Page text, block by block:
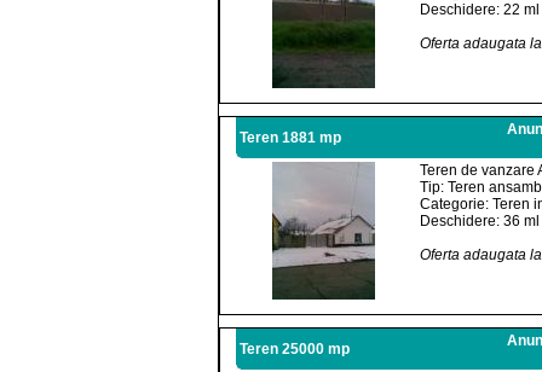
Deschidere: 22 ml
Oferta adaugata
Teren 1881 mp
Teren de vanzare
Tip: Teren
Categorie: Teren
Deschidere: 36 ml
Oferta adaugata
Teren 25000 mp